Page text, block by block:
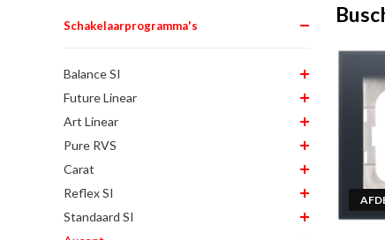
Schakelaarprogramma's
Balance SI
Future Linear
Art Linear
Pure RVS
Carat
Reflex SI
Standaard SI